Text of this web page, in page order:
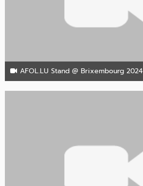
AFOL.LU Stand @ Brixembourg 2024
16. Juli 2024